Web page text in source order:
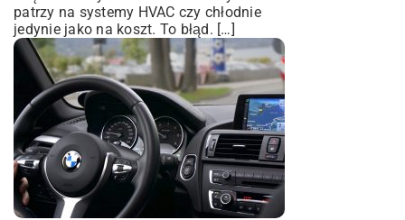
patrzy na systemy HVAC czy chłodnie
jedynie jako na koszt. To błąd. […]